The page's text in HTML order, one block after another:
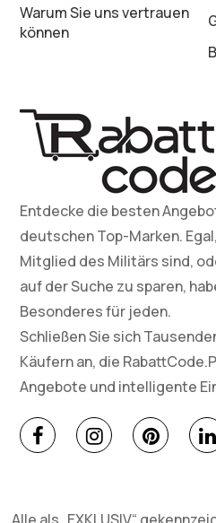
Warum Sie uns vertrauen
können
Entdecke die besten
deutschen Top-Marken.
Mitglied des Militärs sind,
auf der Suche zu sparen,
Besonderes für jeden.
Schließen Sie sich
Käufern an, die
Angebote und intelligente